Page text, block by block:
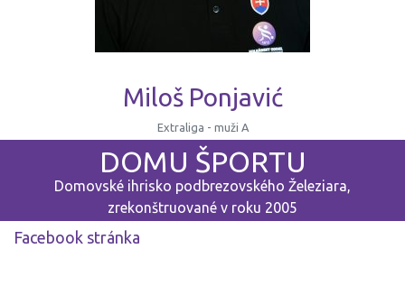
Miloš Ponjavić
Extraliga - muži A
DOMU ŠPORTU
Domovské ihrisko podbrezovského Železiara,
zrekonštruované v roku 2005
Facebook stránka